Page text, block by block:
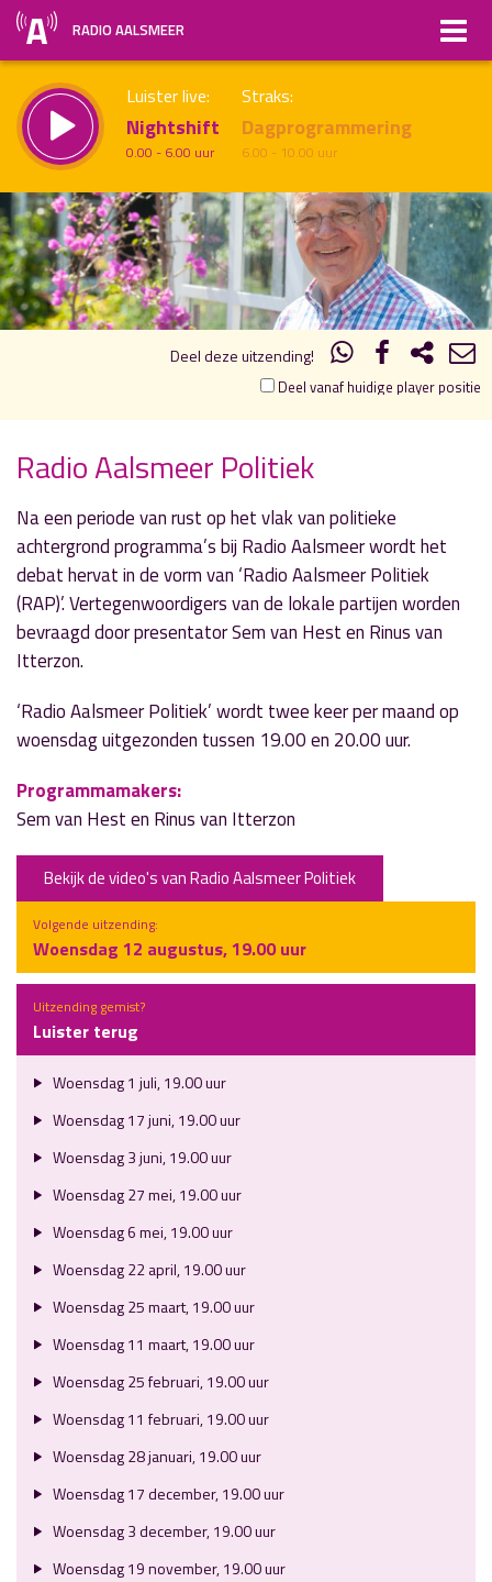
RADIO AALSMEER
Luister live:
Nightshift
0.00 - 6.00 uur
Straks:
Dagprogrammering
6.00 - 10.00 uur
19.00 20.00
Vorig uur uur 1 van 1 Volgend uur
Inklappen
Deel deze uitzending!
Deel vanaf huidige player positie
Radio Aalsmeer Politiek
Na een periode van rust op het vlak van politieke
achtergrond programma’s bij Radio Aalsmeer wordt het
debat hervat in de vorm van ‘Radio Aalsmeer Politiek
(RAP)’. Vertegenwoordigers van de lokale partijen worden
bevraagd door presentator Sem van Hest en Rinus van
Itterzon.
‘Radio Aalsmeer Politiek’ wordt twee keer per maand op
woensdag uitgezonden tussen 19.00 en 20.00 uur.
Programmamakers:
Sem van Hest en Rinus van Itterzon
Bekijk de video's van Radio Aalsmeer Politiek
Volgende uitzending:
Woensdag 12 augustus, 19.00 uur
Uitzending gemist?
Luister terug
Woensdag 1 juli, 19.00 uur
Woensdag 17 juni, 19.00 uur
Woensdag 3 juni, 19.00 uur
Woensdag 27 mei, 19.00 uur
Woensdag 6 mei, 19.00 uur
Woensdag 22 april, 19.00 uur
Woensdag 25 maart, 19.00 uur
Woensdag 11 maart, 19.00 uur
Woensdag 25 februari, 19.00 uur
Woensdag 11 februari, 19.00 uur
Woensdag 28 januari, 19.00 uur
Woensdag 17 december, 19.00 uur
Woensdag 3 december, 19.00 uur
Woensdag 19 november, 19.00 uur